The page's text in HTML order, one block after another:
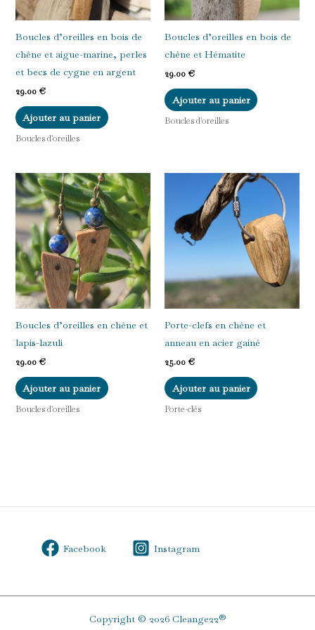
Boucles d’oreilles en bois de
chêne et aigue-marine, perles
et becs de cygne en argent
29.00€
Ajouter au panier
Boucles d'oreilles
Boucles d’oreilles en bois de
chêne et Hématite
29.00€
Ajouter au panier
Boucles d'oreilles
Boucles d’oreilles en chêne et
lapis-lazuli
29.00€
Ajouter au panier
Boucles d'oreilles
Porte-clefs en chêne et
anneau en acier gainé
25.00€
Ajouter au panier
Porte-clés
Facebook Instagram
Copyright © 2026 Cleange22®